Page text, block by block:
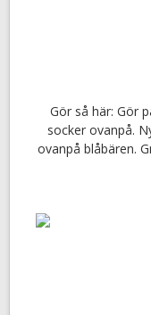
Gör så här: Gör
socker ovanpå.
ovanpå blåbären.